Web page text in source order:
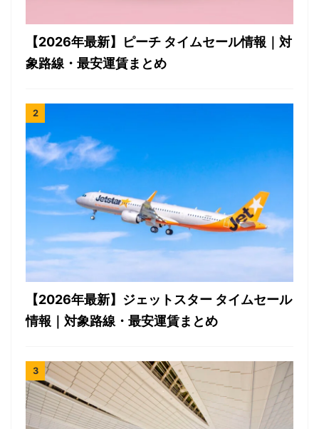
【2026年最新】ピーチ タイムセール情報｜対
象路線・最安運賃まとめ
【2026年最新】ジェットスター タイムセール
情報｜対象路線・最安運賃まとめ